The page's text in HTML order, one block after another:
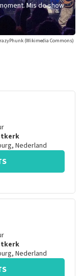
Mis de show
(Wikimedia Commons)
, Nederland
, Nederland